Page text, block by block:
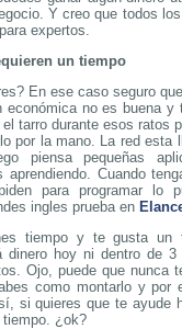
Y creo que todos
expertos.
un tiempo
En ese caso seguro
no es buena y
tarro durante esos ratos
por la mano. La red esta
piensa pequeñas
Cuando
para programar lo
ingles prueba en
tiempo y te gusta un
hoy ni dentro de 3
Ojo, puede que nunca
como montarlo y por
si quieres que te ayude
¿ok?